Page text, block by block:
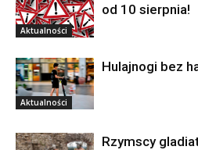
Aktualności
od 10 sierpnia!
Aktualności
Hulajnogi bez
Rzymscy